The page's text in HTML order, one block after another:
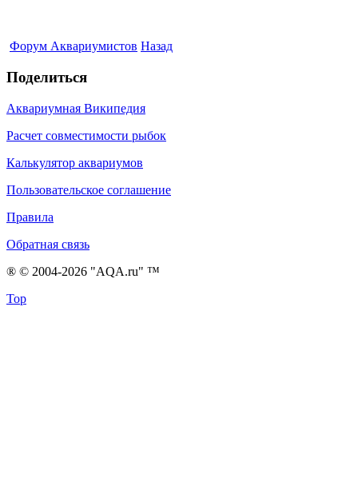
Форум Аквариумистов Назад
Поделиться
Аквариумная Википедия
Расчет совместимости рыбок
Калькулятор аквариумов
Пользовательское соглашение
Правила
Обратная связь
® © 2004-2026 "AQA.ru" ™
Top